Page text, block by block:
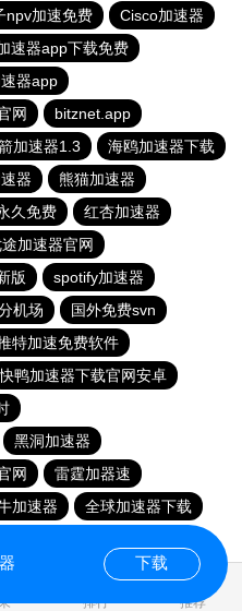
npv加速免费
Cisco加速器
速器app下载免费
器app
网
bitznet.app
加速器1.3
海鸥加速器下载
器
熊猫加速器
久免费
红杏加速器
加速器官网
版
spotify加速器
机场
国外免费svn
特加速免费软件
快鸭加速器下载官网安卓
黑洞加速器
网
雷霆加器速
加速器
全球加速器下载
排行 推荐
下载
0.018824s